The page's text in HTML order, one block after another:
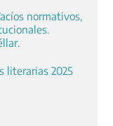
normativos,
literarias 2025